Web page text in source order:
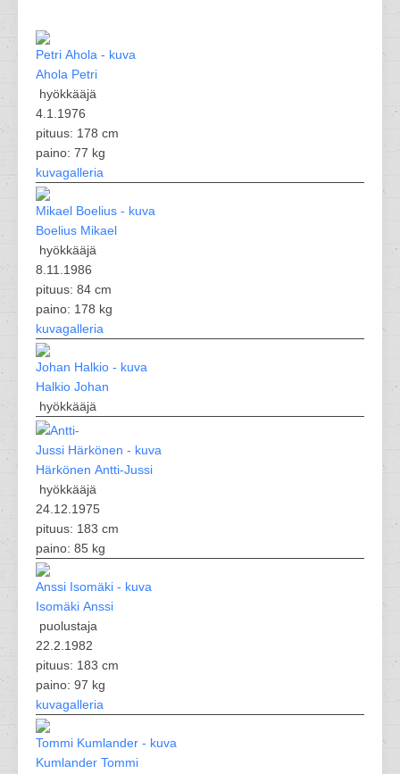
Ahola Petri
hyökkääjä
4.1.1976
pituus: 178 cm
paino: 77 kg
kuvagalleria
Boelius Mikael
hyökkääjä
8.11.1986
pituus: 84 cm
paino: 178 kg
kuvagalleria
Halkio Johan
hyökkääjä
Härkönen Antti-Jussi
hyökkääjä
24.12.1975
pituus: 183 cm
paino: 85 kg
Isomäki Anssi
puolustaja
22.2.1982
pituus: 183 cm
paino: 97 kg
kuvagalleria
Kumlander Tommi